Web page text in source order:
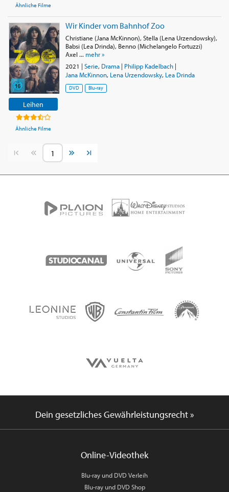
Ähnliche Filme
Leihen
Ähnliche Filme
Wir Kinder vom Bahnhof Zoo
Christiane (Jana McKinnon), Stella (Lena Urzendowsky),
Babsi (Lea Drinda), Benno (Michelangelo Fortuzzi)
Axel ... mehr »
2021 | Serie, Drama| Philipp Kadelbach|
Jana McKinnon, Lena Urzendowsky, Lea Drinda
DVD Blu-ray
Vorherige SeiteNächste Seite
Dein gesetzliches Gewährleistungsrecht »
Online-Videothek
Blu-ray und DVD Verleih
Blu-ray und DVD Shop